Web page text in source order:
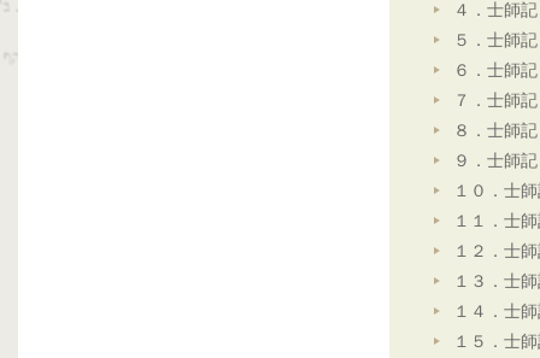
４．士師
５．士師
６．士師
７．士師
８．士師
９．士師
１０．士
１１．士
１２．士
１３．士
１４．士
１５．士